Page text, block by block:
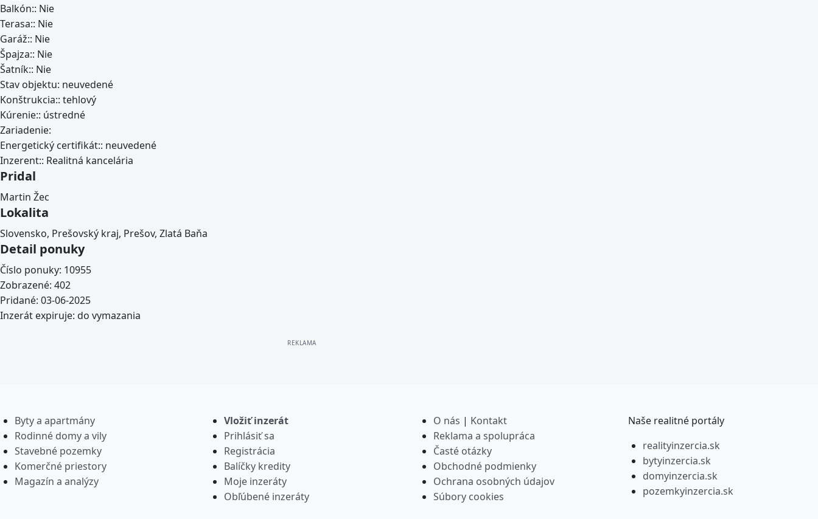
Balkón:: Nie
Terasa:: Nie
Garáž:: Nie
Špajza:: Nie
Šatník:: Nie
Stav objektu: neuvedené
Konštrukcia:: tehlový
Kúrenie:: ústredné
Zariadenie:
Energetický certifikát:: neuvedené
Inzerent:: Realitná kancelária
Pridal
Martin Žec
Lokalita
Slovensko, Prešovský kraj, Prešov, Zlatá Baňa
Detail ponuky
Číslo ponuky: 10955
Zobrazené: 402
Pridané: 03-06-2025
Inzerát expiruje: do vymazania
Byty a apartmány
Rodinné domy a vily
Stavebné pozemky
Komerčné priestory
Magazín a analýzy
Vložiť inzerát
Prihlásiť sa
Registrácia
Balíčky kredity
Moje inzeráty
Obľúbené inzeráty
O nás | Kontakt
Reklama a spolupráca
Časté otázky
Obchodné podmienky
Ochrana osobných údajov
Súbory cookies
Naše realitné portály
realityinzercia.sk
bytyinzercia.sk
domyinzercia.sk
pozemkyinzercia.sk